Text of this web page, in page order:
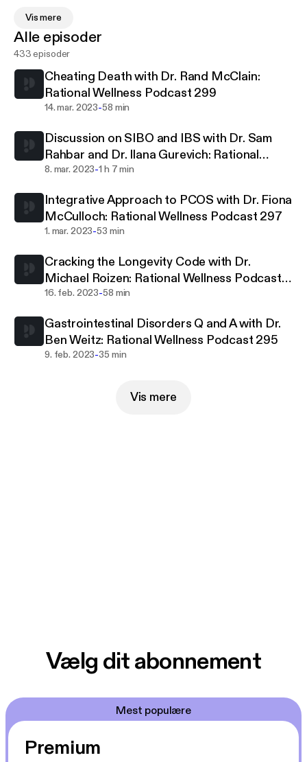
with experts in Functional Medicine and Wellness
with focus on gut health, hormones, inflammation,
wellness, brain health, nutrition, health and
longevity.
You'll discover evidence-based strategies to
extend your healthspan — from cutting-edge lab
testing and nutrition to personalized lifestyle
interventions.
Past guests include Dr. Dale Bredesen, Dr. Jeffrey
Bland, and Dr. Mark Pimentel and many of the most
trusted voices in functional and integrative
medicine and the wellness world.
Subscribe today to learn practical tools you can use
Vis mere
Alle episoder
433 episoder
Cheating Death with Dr. Rand McClain:
Rational Wellness Podcast 299
14. mar. 2023-58 min
Discussion on SIBO and IBS with Dr. Sam
Rahbar and Dr. Ilana Gurevich: Rational
Wellness Podcast 298
8. mar. 2023-1 h 7 min
Integrative Approach to PCOS with Dr. Fiona
McCulloch: Rational Wellness Podcast 297
1. mar. 2023-53 min
Cracking the Longevity Code with Dr.
Michael Roizen: Rational Wellness Podcast
296
16. feb. 2023-58 min
Gastrointestinal Disorders Q and A with Dr.
Ben Weitz: Rational Wellness Podcast 295
9. feb. 2023-35 min
Vis mere
Vælg dit abonnement
Mest populære
Premium